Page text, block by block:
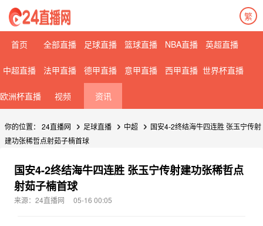
繁
首页 全部直播 足球直播 篮球直播 NBA直播 英超直播
中超直播 法甲直播 德甲直播 意甲直播 西甲直播 世界杯直播
欧洲杯直播 视频 资讯
你的位置： 24直播网 足球直播 中超
国安4-2终结海牛四连胜 张玉宁传射
建功张稀哲点射茹子楠首球
国安4-2终结海牛四连胜 张玉宁传射建功张稀哲点
射茹子楠首球
来源：24直播网 05-16 00:05